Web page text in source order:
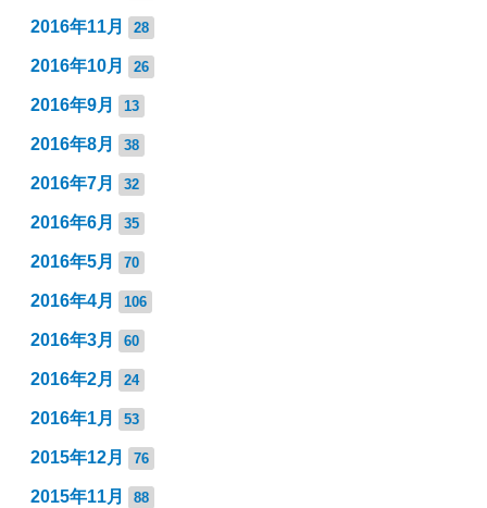
2016年11月 28
2016年10月 26
2016年9月 13
2016年8月 38
2016年7月 32
2016年6月 35
2016年5月 70
2016年4月 106
2016年3月 60
2016年2月 24
2016年1月 53
2015年12月 76
2015年11月 88